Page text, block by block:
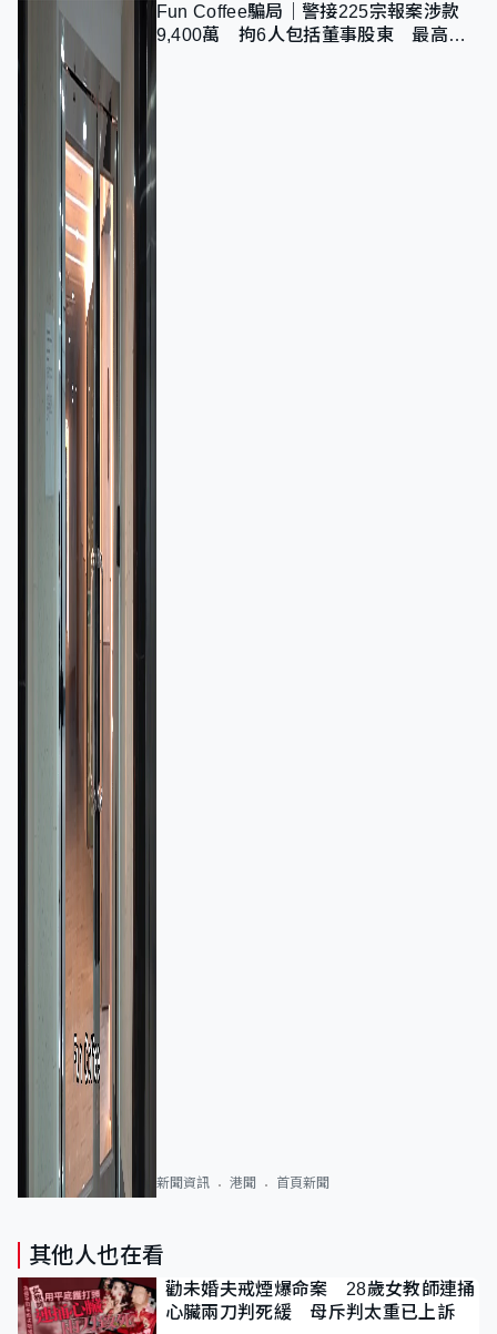
Fun Coffee騙局｜警接225宗報案涉款
9,400萬 拘6人包括董事股東 最高金
新聞資訊 港聞 首頁新聞
其他人也在看
勸未婚夫戒煙爆命案 28歲女教師連捅
心臟兩刀判死緩 母斥判太重已上訴